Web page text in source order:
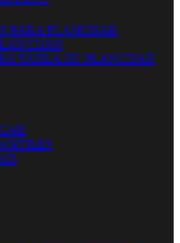
PARA PLANCHAR
TABLA DE PLANCHAR